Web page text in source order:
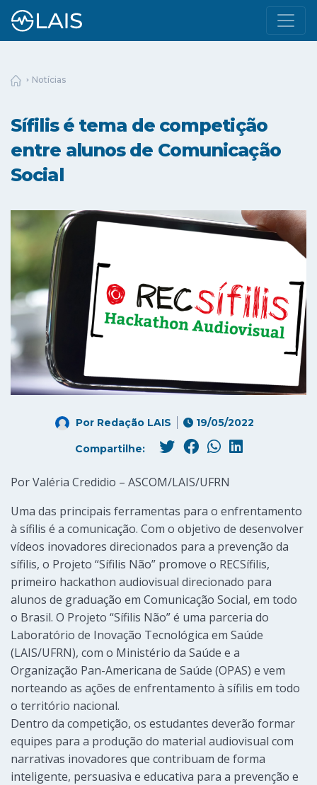
Notícias
Sífilis é tema de competição
entre alunos de Comunicação
Social
Por Redação LAIS 19/05/2022
Compartilhe:
Por Valéria Credidio – ASCOM/LAIS/UFRN
Uma das principais ferramentas para o enfrentamento
à sífilis é a comunicação. Com o objetivo de desenvolver
vídeos inovadores direcionados para a prevenção da
sífilis, o Projeto “Sífilis Não” promove o RECSífilis,
primeiro hackathon audiovisual direcionado para
alunos de graduação em Comunicação Social, em todo
o Brasil. O Projeto “Sífilis Não” é uma parceria do
Laboratório de Inovação Tecnológica em Saúde
(LAIS/UFRN), com o Ministério da Saúde e a
Organização Pan-Americana de Saúde (OPAS) e vem
norteando as ações de enfrentamento à sífilis em todo
o território nacional.
Dentro da competição, os estudantes deverão formar
equipes para a produção do material audiovisual com
narrativas inovadores que contribuam de forma
inteligente, persuasiva e educativa para a prevenção e